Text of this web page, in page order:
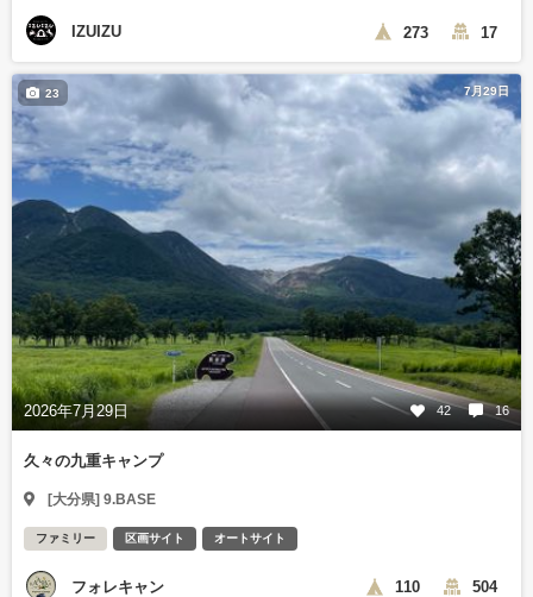
IZUIZU 273 17
7月29日
2026年7月29日 42 16
23
久々の九重キャンプ
[大分県] 9.BASE
ファミリー 区画サイト オートサイト
フォレキャン 110 504